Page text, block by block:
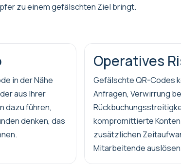
zu einem gefälschten Ziel bringt.
in der Nähe
aus Ihrer
dazu führen,
denken, das
Operatives
Gefälschte QR-Codes
Anfragen, Verwirrung
kompromittierte
zusätzlichen
Mitarbeitende